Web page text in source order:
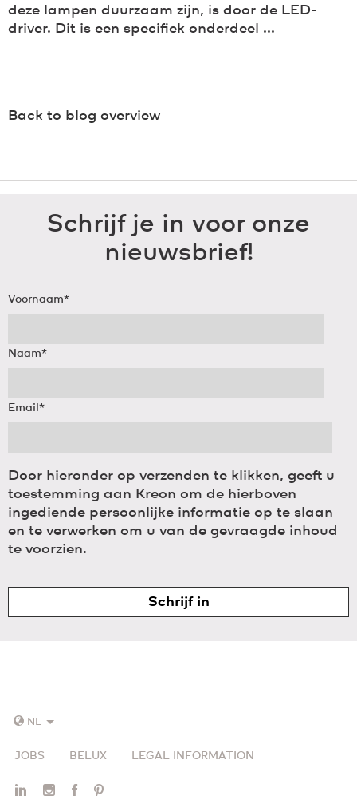
deze lampen duurzaam zijn, is door de LED-
driver. Dit is een specifiek onderdeel ...
Back to blog overview
Schrijf je in voor onze
nieuwsbrief!
Voornaam*
Naam*
Email *
Door hieronder op verzenden te klikken, geeft u
toestemming aan Kreon om de hierboven
ingediende persoonlijke informatie op te slaan
en te verwerken om u van de gevraagde inhoud
te voorzien.
NL
JOBS BELUX LEGAL INFORMATION